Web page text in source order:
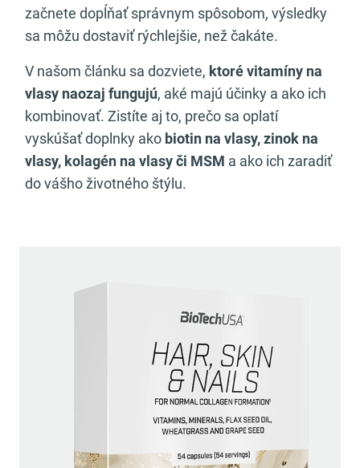
začnete dopĺňať správnym spôsobom, výsledky
sa môžu dostaviť rýchlejšie, než čakáte.
V našom článku sa dozviete, ktoré vitamíny na
vlasy naozaj fungujú, aké majú účinky a ako ich
kombinovať. Zistíte aj to, prečo sa oplatí
vyskúšať doplnky ako biotin na vlasy, zinok na
vlasy, kolagén na vlasy či MSM a ako ich zaradiť
do vášho životného štýlu.